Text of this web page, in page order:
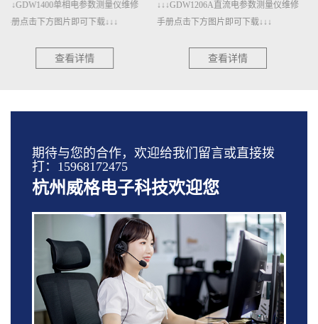
↓↓↓GDW1206A直流电参数测量仪维修
手册点击下方图片即可下载↓↓↓
查看详情
↓↓↓GDW401A变压器测量仪维修手册
点击下方图片即可下载↓↓↓
查看详情
期待与您的合作，欢迎给我们留言或直接拨
打：15968172475
杭州威格电子科技欢迎您